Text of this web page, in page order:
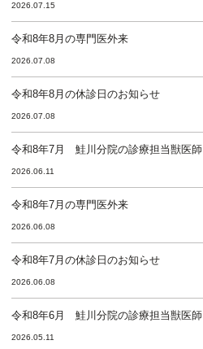
2026.07.15
令和8年8月の専門医外来
2026.07.08
令和8年8月の休診日のお知らせ
2026.07.08
令和8年7月 鮭川分院の診療担当獣医師
2026.06.11
令和8年7月の専門医外来
2026.06.08
令和8年7月の休診日のお知らせ
2026.06.08
令和8年6月 鮭川分院の診療担当獣医師
2026.05.11